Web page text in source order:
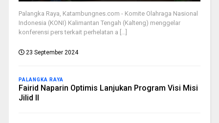
Palangka Raya, Katambungnes.com - Komite Olahraga Nasional
Indonesia (KONI) Kalimantan Tengah (Kalteng) menggelar
konferensi pers terkait perhelatan a [...]
23 September 2024
PALANGKA RAYA
Fairid Naparin Optimis Lanjukan Program Visi Misi
Jilid II